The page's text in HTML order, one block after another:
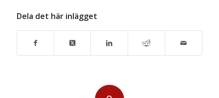
Dela det här inlägget